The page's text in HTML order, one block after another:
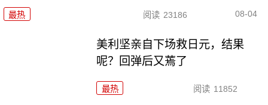
最热 阅读 23186 08-04
美利坚亲自下场救日元，结果
呢？回弹后又蔫了
最热 阅读 11852